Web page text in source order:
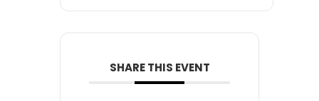
SHARE THIS EVENT